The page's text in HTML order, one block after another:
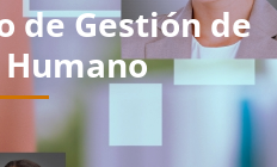
de Gestión de